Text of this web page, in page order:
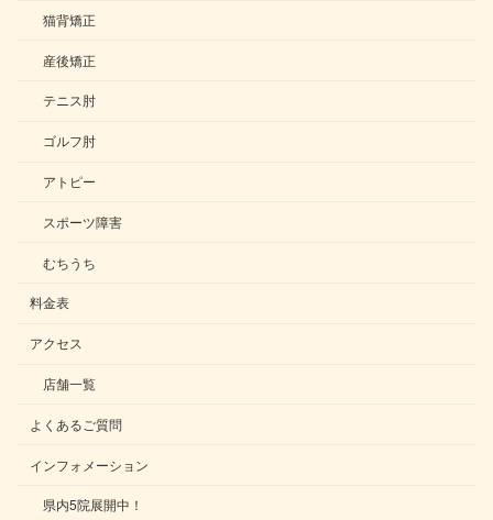
猫背矯正
産後矯正
テニス肘
ゴルフ肘
アトピー
スポーツ障害
むちうち
料金表
アクセス
店舗一覧
よくあるご質問
インフォメーション
県内5院展開中！